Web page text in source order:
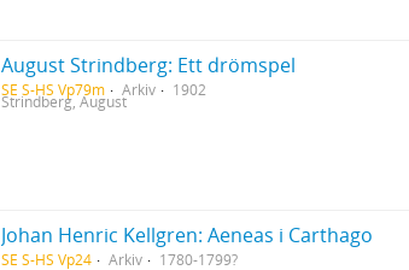
August Strindberg: Ett drömspel
SE S-HS Vp79m Arkiv 1902
Strindberg, August
Johan Henric Kellgren: Aeneas i Carthago
SE S-HS Vp24 Arkiv 1780-1799?